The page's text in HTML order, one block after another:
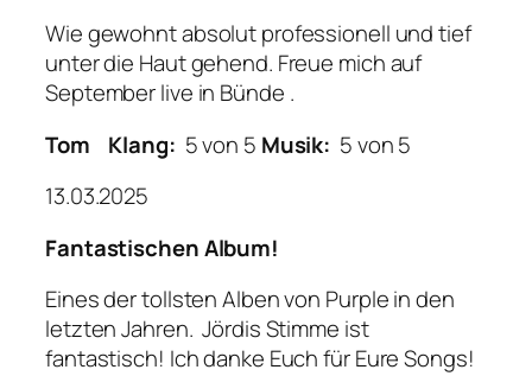
Wie gewohnt absolut professionell und tief
unter die Haut gehend. Freue mich auf
September live in Bünde .
Tom
Klang: 5 von 5 Musik: 5 von 5
13.03.2025
Fantastischen Album!
Eines der tollsten Alben von Purple in den
letzten Jahren. Jördis Stimme ist
fantastisch! Ich danke Euch für Eure Songs!